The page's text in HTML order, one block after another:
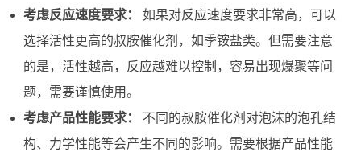
考虑反应速度要求：
如果对反应速度要求非常高，可以
选择活性更高的叔胺催化剂，如季铵盐类。但需要注意
的是，活性越高，反应越难以控制，容易出现爆聚等问
题，需要谨慎使用。
考虑产品性能要求：
不同的叔胺催化剂对泡沫的泡孔结
构、力学性能等会产生不同的影响。需要根据产品性能